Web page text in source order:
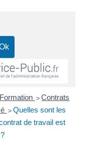
> Contrats
> Quelles sont les
de travail est